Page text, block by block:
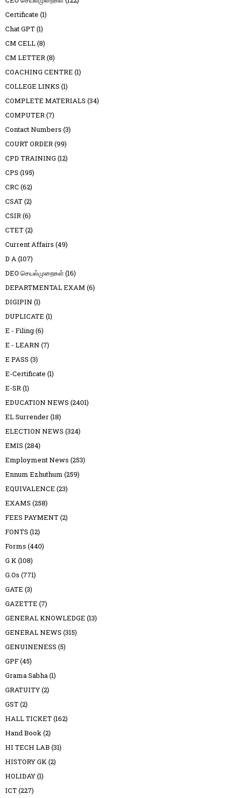
Certificate (1)
Chat GPT(1)
CM CELL(8)
CM LETTER(8)
COACHING CENTRE (1)
COLLEGE LINKS (1)
COMPLETE MATERIALS (34)
COMPUTER(7)
Contact Numbers (3)
COURT ORDER(99)
CPD TRAINING (12)
CPS (195)
CRC (62)
CSAT(2)
CSIR(6)
CTET(2)
Current Affairs (49)
D A(107)
DEO செயல்முறைகள்(16)
DEPARTMENTAL EXAM (6)
DIGIPIN (1)
DUPLICATE (1)
E - Filing(6)
E - LEARN (7)
E PASS (3)
E-Certificate (1)
E-SR(1)
EDUCATION NEWS (2401)
EL Surrender(18)
ELECTION NEWS (324)
EMIS (284)
Employment News (253)
Ennum Ezhuthum (259)
EQUIVALENCE (23)
EXAMS (258)
FEES PAYMENT(2)
FONTS (12)
Forms (440)
G K(108)
G.Os (771)
GATE (3)
GAZETTE (7)
GENERAL KNOWLEDGE (13)
GENERAL NEWS (315)
GENUINENESS (5)
GPF(45)
Grama Sabha(1)
GRATUITY(2)
GST(2)
HALL TICKET(162)
Hand Book(2)
HI TECH LAB (31)
HISTORY GK(2)
HOLIDAY(1)
ICT(227)